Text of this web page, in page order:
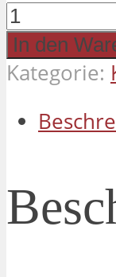
30cm
Tageston
In den
Kategorie: